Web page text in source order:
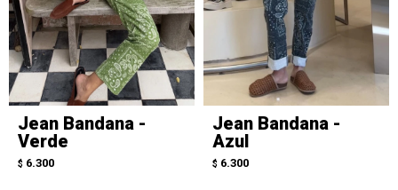
Jean Bandana -
Verde
$ 6.300
Jean Bandana -
Azul
$ 6.300